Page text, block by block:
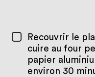
Recouvrir le
cuire au four
papier
environ 30